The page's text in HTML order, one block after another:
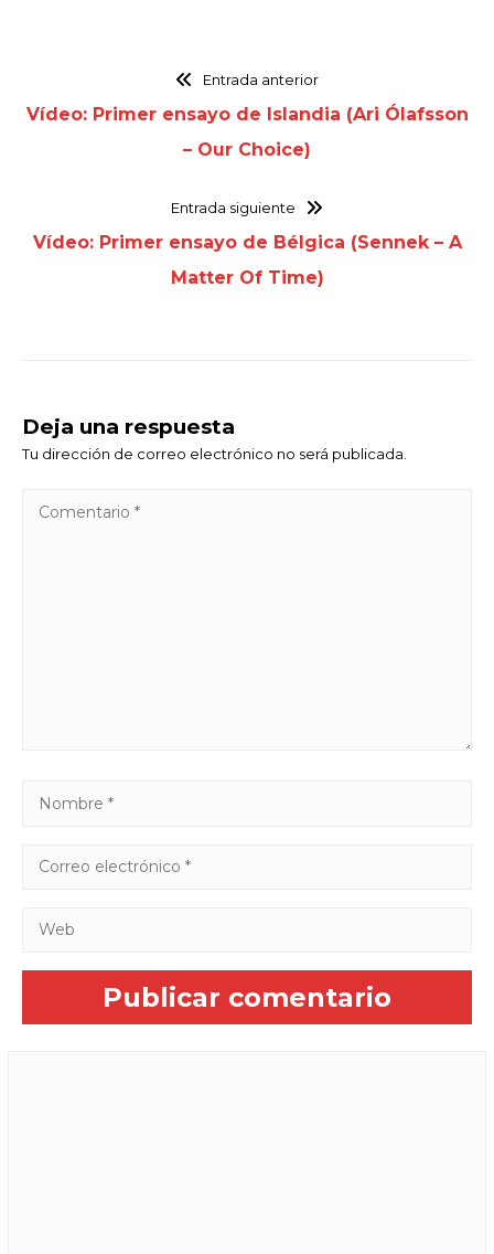
Entrada anterior
Vídeo: Primer ensayo de Islandia (Ari Ólafsson
– Our Choice)
Entrada siguiente
Vídeo: Primer ensayo de Bélgica (Sennek – A
Matter Of Time)
Deja una respuesta
Tu dirección de correo electrónico no será publicada.